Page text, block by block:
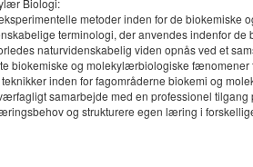
Biologi:
metoder inden for de biokemiske
terminologi, der anvendes indenfor
naturvidenskabelig viden opnås ved et
biokemiske og molekylærbiologiske fænomener
inden for fagområderne biokemi og
samarbejde med en professionel
og strukturere egen læring i